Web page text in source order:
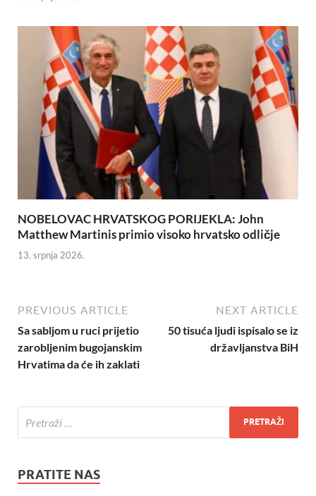
NOBELOVAC HRVATSKOG PORIJEKLA: John
Matthew Martinis primio visoko hrvatsko odličje
13. srpnja 2026.
PREVIOUS ARTICLE
Sa sabljom u ruci prijetio
zarobljenim bugojanskim
Hrvatima da će ih zaklati
NEXT ARTICLE
50 tisuća ljudi ispisalo se iz
državljanstva BiH
PRATITE NAS